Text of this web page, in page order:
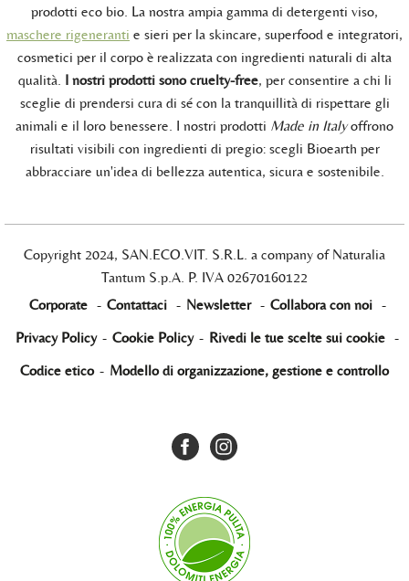
prodotti eco bio. La nostra ampia gamma di detergenti viso,
maschere rigeneranti e sieri per la skincare, superfood e integratori,
cosmetici per il corpo è realizzata con ingredienti naturali di alta
qualità. I nostri prodotti sono cruelty-free, per consentire a chi li
sceglie di prendersi cura di sé con la tranquillità di rispettare gli
animali e il loro benessere. I nostri prodotti Made in Italyoffrono
risultati visibili con ingredienti di pregio: scegli Bioearth per
abbracciare un'idea di bellezza autentica, sicura e sostenibile.
Copyright 2024, SAN.ECO.VIT. S.R.L. a company of Naturalia
Tantum S.p.A. P. IVA 02670160122
Corporate - Contattaci - Newsletter - Collabora con noi -
Privacy Policy - Cookie Policy - Rivedi le tue scelte sui cookie -
Codice etico - Modello di organizzazione, gestione e controllo